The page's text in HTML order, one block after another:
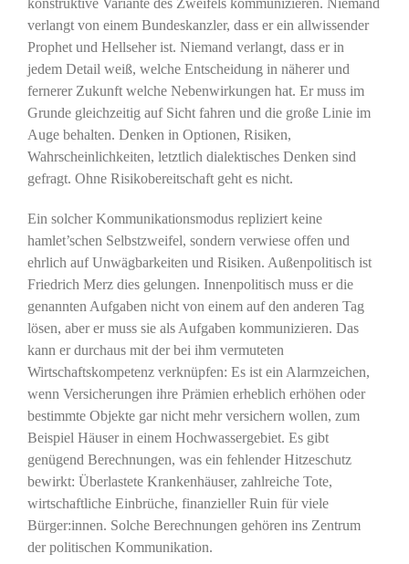
konstruktive Variante des Zweifels kommunizieren. Niemand
verlangt von einem Bundeskanzler, dass er ein allwissender
Prophet und Hellseher ist. Niemand verlangt, dass er in
jedem Detail weiß, welche Entscheidung in näherer und
fernerer Zukunft welche Nebenwirkungen hat. Er muss im
Grunde gleichzeitig auf Sicht fahren und die große Linie im
Auge behalten. Denken in Optionen, Risiken,
Wahrscheinlichkeiten, letztlich dialektisches Denken sind
gefragt. Ohne Risikobereitschaft geht es nicht.
Ein solcher Kommunikationsmodus repliziert keine
hamlet’schen Selbstzweifel, sondern verwiese offen und
ehrlich auf Unwägbarkeiten und Risiken. Außenpolitisch ist
Friedrich Merz dies gelungen. Innenpolitisch muss er die
genannten Aufgaben nicht von einem auf den anderen Tag
lösen, aber er muss sie als Aufgaben kommunizieren. Das
kann er durchaus mit der bei ihm vermuteten
Wirtschaftskompetenz verknüpfen: Es ist ein Alarmzeichen,
wenn Versicherungen ihre Prämien erheblich erhöhen oder
bestimmte Objekte gar nicht mehr versichern wollen, zum
Beispiel Häuser in einem Hochwassergebiet. Es gibt
genügend Berechnungen, was ein fehlender Hitzeschutz
bewirkt: Überlastete Krankenhäuser, zahlreiche Tote,
wirtschaftliche Einbrüche, finanzieller Ruin für viele
Bürger:innen. Solche Berechnungen gehören ins Zentrum
der politischen Kommunikation.